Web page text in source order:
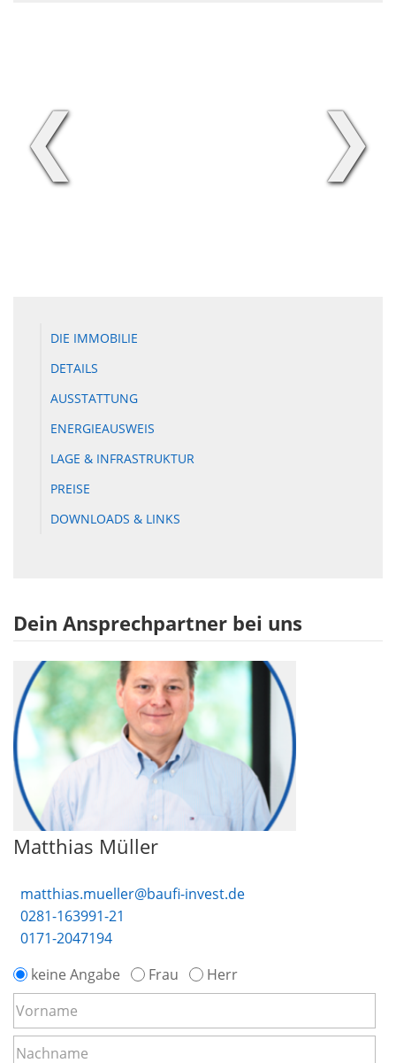
❮ ❯
DIE IMMOBILIE
DETAILS
AUSSTATTUNG
ENERGIEAUSWEIS
LAGE & INFRASTRUKTUR
PREISE
DOWNLOADS & LINKS
Dein Ansprechpartner bei uns
Matthias Müller
matthias.mueller@baufi-invest.de
0281-163991-21
0171-2047194
keine Angabe
Frau Herr